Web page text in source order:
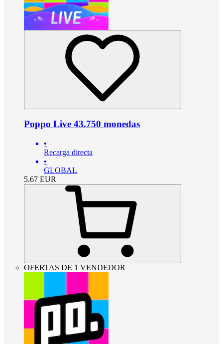
Poppo Live 43.750 monedas
•
Recarga directa
•
GLOBAL
5.67 EUR
OFERTAS DE 1 VENDEDOR